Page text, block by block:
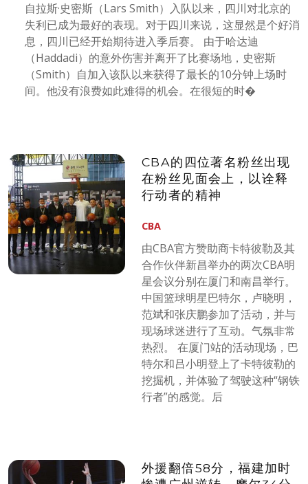
自拉斯·史密斯（Lars Smith）入队以来，四川对北京的
失利已成为最好的表现。对于四川来说，这显然是个好消
息，四川已经开始期待进入季后赛。 由于哈达迪
（Haddadi）的意外伤害并离开了比赛场地，史密斯
（Smith）自加入该队以来获得了最长的10分钟上场时
间。他没有浪费如此难得的机会。在很短的时�
CBA的四位著名粉丝出现
在粉丝见面会上，以诠释
行动者的精神
CBA
由CBA官方赞助商卡特彼勒及其
合作伙伴新昌举办的两次CBA明
星会议分别在厦门和南昌举行。
中国篮球明星巴特尔，卢晓明，
范斌和张庆鹏参加了活动，并与
现场球迷进行了互动。气氛非常
热烈。 在厦门站的活动现场，巴
特尔和吕小明登上了卡特彼勒的
挖掘机，并体验了驾驶这种“钢铁
行者”的感觉。后
外援翻倍58分，福建加时